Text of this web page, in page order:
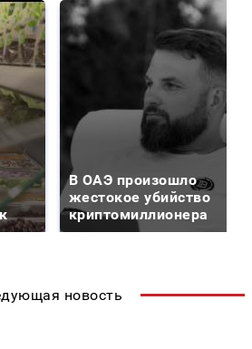
В ОАЭ произошло
жестокое убийство
криптомиллионера
новость